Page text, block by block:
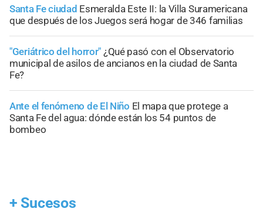
Santa Fe ciudad Esmeralda Este II: la Villa Suramericana
que después de los Juegos será hogar de 346 familias
"Geriátrico del horror" ¿Qué pasó con el Observatorio
municipal de asilos de ancianos en la ciudad de Santa
Fe?
Ante el fenómeno de El Niño El mapa que protege a
Santa Fe del agua: dónde están los 54 puntos de
bombeo
+ Sucesos